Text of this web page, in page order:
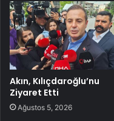
Akın, Kılıçdaroğlu’nu
Ziyaret Etti
Ağustos 5, 2026